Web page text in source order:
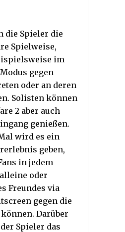
die Spieler die
Spielweise,
im
gegen
oder an deren
Solisten können
2 aber auch
genießen.
wird es ein
geben,
in jedem
oder
Freundes via
gegen die
Darüber
Spieler das